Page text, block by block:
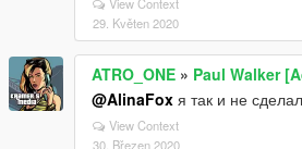
View Context
29. Květen 2020
ATRO_ONE » Paul Walker
@AlinaFox я так и не
View Context
30. Březen 2020